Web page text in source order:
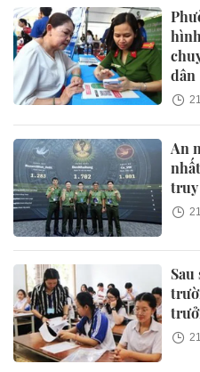
dân
An
truy